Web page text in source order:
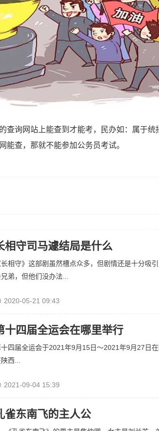
询网站上能查到才能考，民办如：属于统
能查，那就不能参加公务员考试。
相守司马遽结局是什么
长相守》这部剧虽然槽点众多，但剧情还是十分吸
弟，但他们没办法...
2020-05-21 09:43
十四届全运会在哪里举行
十四届全运会于2021年9月15日～2021年9月27日
西...
2021-09-04 15:39
雀东南飞的主人公